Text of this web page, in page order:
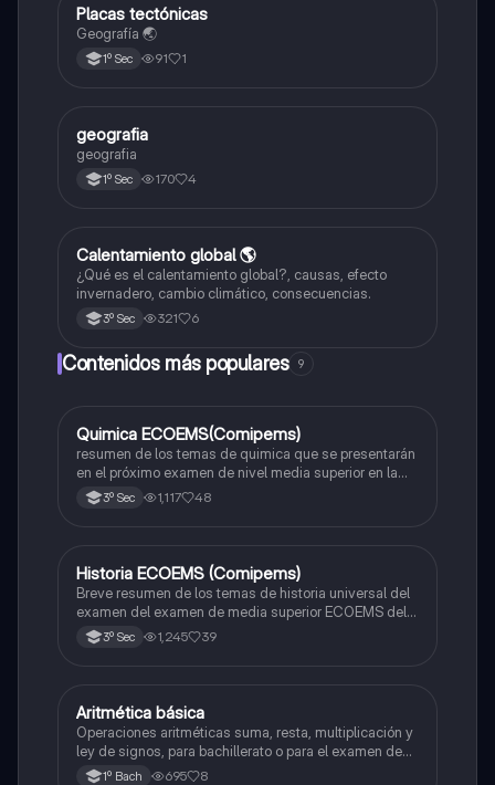
Geografía
Placas tectónicas
Geografía 🌏
1º Sec 91 1
Geografía
geografia
geografia
1º Sec 170 4
Biología
Calentamiento global 🌎
¿Qué es el calentamiento global?, causas, efecto
invernadero, cambio climático, consecuencias.
3º Sec 321 6
Contenidos más populares 9
Química
Quimica ECOEMS(Comipems)
resumen de los temas de quimica que se presentarán
en el próximo examen de nivel media superior en la
zona metropolitana de el valle de México
3º Sec 1,117 48
Historia
Historia ECOEMS (Comipems)
Breve resumen de los temas de historia universal del
examen del examen de media superior ECOEMS del
valle de México
3º Sec 1,245 39
Matemáticas
Aritmética básica
Operaciones aritméticas suma, resta, multiplicación y
ley de signos, para bachillerato o para el examen de
admisión a la universidad
1º Bach 695 8